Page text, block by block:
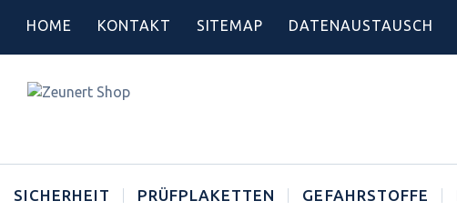
HOME KONTAKT SITEMAP DATENAUSTAUSCH
SICHERHEIT PRÜFPLAKETTEN GEFAHRSTOFFE